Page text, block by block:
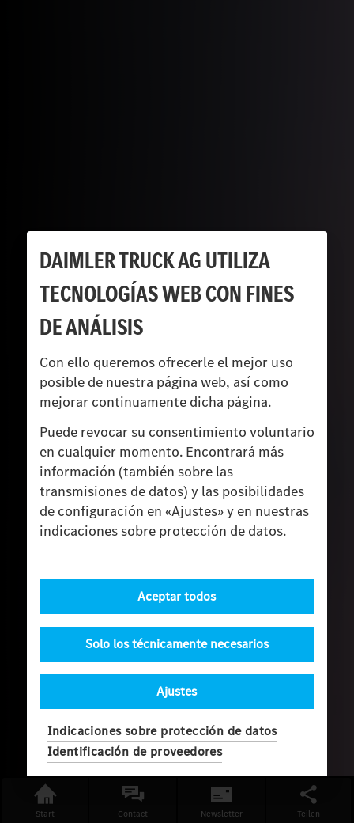
DAIMLER TRUCK AG UTILIZA
TECNOLOGÍAS WEB CON FINES
DE ANÁLISIS
Con ello queremos ofrecerle el mejor uso
posible de nuestra página web, así como
mejorar continuamente dicha página.
Puede revocar su consentimiento voluntario
en cualquier momento. Encontrará más
información (también sobre las
transmisiones de datos) y las posibilidades
de configuración en «Ajustes» y en nuestras
indicaciones sobre protección de datos.
Ajustes
Solo los técnicamente necesarios
Aceptar todos
Indicaciones sobre protección de datos
Identificación de proveedores
Start Contact Newsletter Teilen